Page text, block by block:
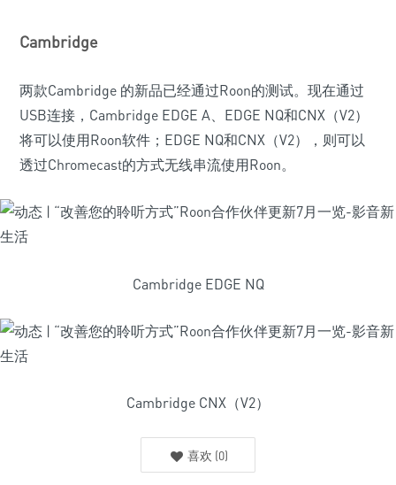
Cambridge
两款Cambridge 的新品已经通过Roon的测试。现在通过
USB连接，Cambridge EDGE A、EDGE NQ和CNX（V2）
将可以使用Roon软件；EDGE NQ和CNX（V2），则可以
透过Chromecast的方式无线串流使用Roon。
Cambridge EDGE NQ
Cambridge CNX（V2）
喜欢 (0)